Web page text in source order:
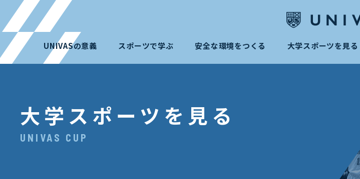
UNIVASの意義 スポーツで学ぶ 安全な環境をつくる 大学スポーツを見る
大学スポーツを見る
UNIVAS CUP